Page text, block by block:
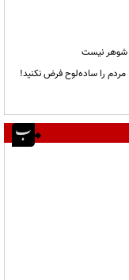
شوهر نیست
را ساده‌لوح فرض نکنید!